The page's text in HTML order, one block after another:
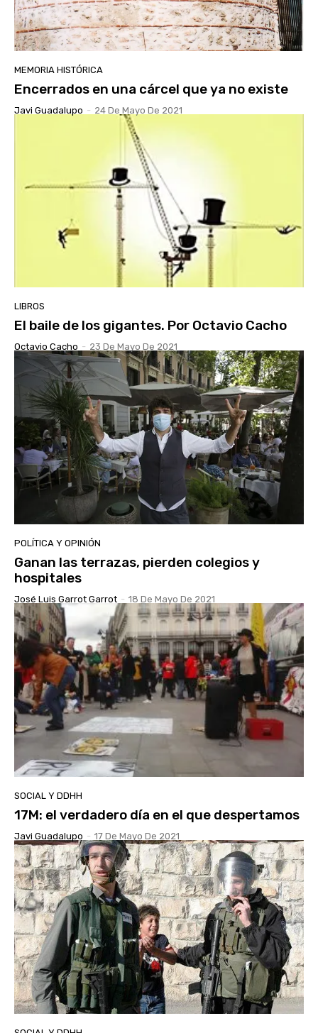
MEMORIA HISTÓRICA
Encerrados en una cárcel que ya no existe
Javi Guadalupo - 24 De Mayo De 2021
LIBROS
El baile de los gigantes. Por Octavio Cacho
Octavio Cacho - 23 De Mayo De 2021
POLÍTICA Y OPINIÓN
Ganan las terrazas, pierden colegios y
hospitales
José Luis Garrot Garrot - 18 De Mayo De 2021
SOCIAL Y DDHH
17M: el verdadero día en el que despertamos
Javi Guadalupo - 17 De Mayo De 2021